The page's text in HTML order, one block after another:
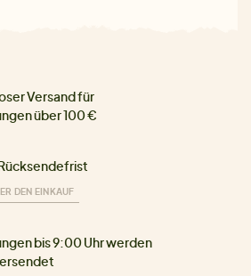
Versand für
über 100 €
DEN EINKAUF
bis 9:00 Uhr werden